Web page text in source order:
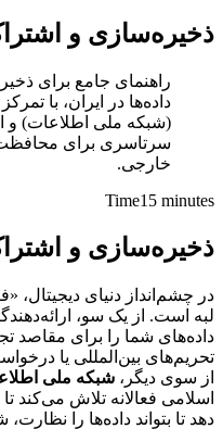
ذخیره‌سازی و
راهنمای جامع برای
داده‌ها در ایران، با
(شبکه ملی اطلاعات) و
سرتاسری برای محافظت
خارجی.
Time15 minutes
ذخیره‌سازی و
لبه است. از یک سو،
داده‌های شما را برای مقاصد
تحریم‌های بین‌المللی یا
از سوی دیگر، شبکه ملی
اسلامی فعالانه تلاش می‌کند
دهد تا بتواند داده‌ها را